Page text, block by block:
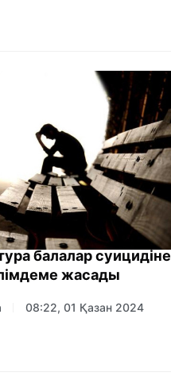
балалар суицидіне
жасады
08:22, 01 Қазан 2024